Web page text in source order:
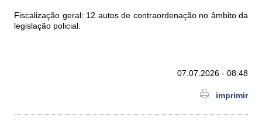
Fiscalização geral: 12 autos de contraordenação no âmbito da
legislação policial.
07.07.2026 - 08:48
imprimir